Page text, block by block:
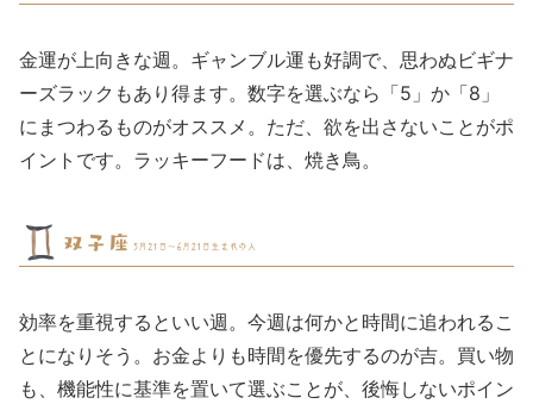
金運が上向きな週。ギャンブル運も好調で、思わぬビギナ
ーズラックもあり得ます。数字を選ぶなら「5」か「8」
にまつわるものがオススメ。ただ、欲を出さないことがポ
イントです。ラッキーフードは、焼き鳥。
効率を重視するといい週。今週は何かと時間に追われるこ
とになりそう。お金よりも時間を優先するのが吉。買い物
も、機能性に基準を置いて選ぶことが、後悔しないポイン